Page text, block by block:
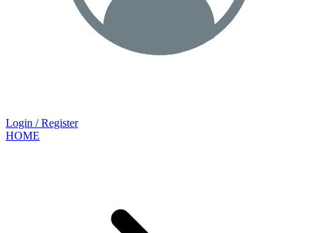
Login / Register
HOME